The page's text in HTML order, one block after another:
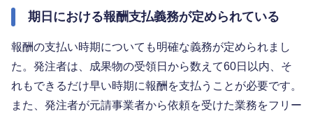
期日における報酬支払義務が定められている
報酬の支払い時期についても明確な義務が定められまし
た。発注者は、成果物の受領日から数えて60日以内、そ
れもできるだけ早い時期に報酬を支払うことが必要です。
また、発注者が元請事業者から依頼を受けた業務をフリー